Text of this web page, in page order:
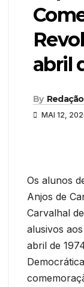
abril
By
MAI 12,
Os alunos
Anjos de
Carvalhal
alusivos
abril de